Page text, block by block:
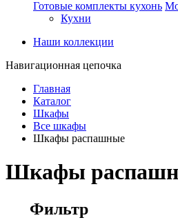
Готовые комплекты кухонь
Кухни
Наши коллекции
Навигационная цепочка
Главная
Каталог
Шкафы
Все шкафы
Шкафы распашные
Шкафы
Фильтр